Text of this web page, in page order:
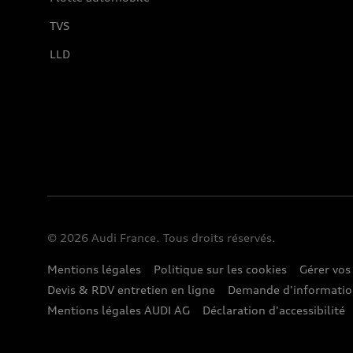
TVS
LLD
© 2026 Audi France. Tous droits réservés.
Mentions légales Politique sur les cookies
Gérer
Devis & RDV entretien en ligne
Demande
Mentions légales AUDI AG
Déclaration d'accessibilité